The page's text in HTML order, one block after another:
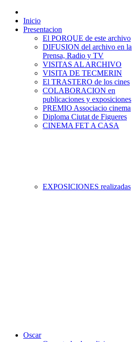
Inicio
Presentacion
El PORQUE de este archivo
DIFUSION del archivo en la
Prensa, Radio y TV
VISITAS AL ARCHIVO
VISITA DE TECMERIN
El TRASTERO de los cines
COLABORACION en
publicaciones y exposiciones
PREMIO Associacio cinema
Diploma Ciutat de Figueres
CINEMA FET A CASA
EXPOSICIONES realizadas
Oscar